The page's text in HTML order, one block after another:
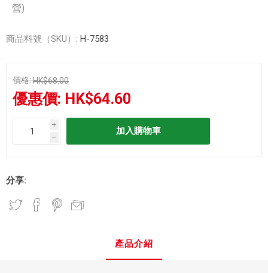
營)
商品料號（SKU）: H-7583
價格:HK$68.00
優惠價: HK$64.60
i
h
分享:
產品介紹